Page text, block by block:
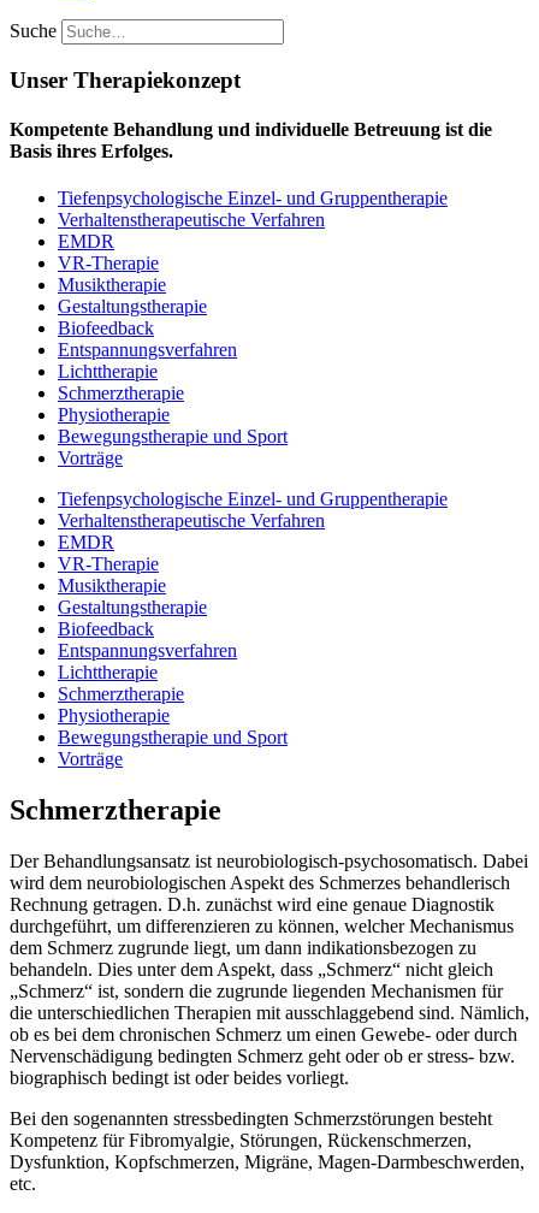
Suche
Unser Therapie­konzept
Kompetente Behandlung und individuelle Betreuung ist die
Basis ihres Erfolges.
Tiefenpsychologische Einzel- und Gruppentherapie
Verhaltenstherapeutische Verfahren
EMDR
VR-Therapie
Musiktherapie
Gestaltungstherapie
Biofeedback
Entspannungsverfahren
Lichttherapie
Schmerztherapie
Physiotherapie
Bewegungstherapie und Sport
Vorträge
Tiefenpsychologische Einzel- und Gruppentherapie
Verhaltenstherapeutische Verfahren
EMDR
VR-Therapie
Musiktherapie
Gestaltungstherapie
Biofeedback
Entspannungsverfahren
Lichttherapie
Schmerztherapie
Physiotherapie
Bewegungstherapie und Sport
Vorträge
Schmerztherapie
Der Behandlungsansatz ist neurobiologisch-psychosomatisch. Dabei
wird dem neurobiologischen Aspekt des Schmerzes behandlerisch
Rechnung getragen. D.h. zunächst wird eine genaue Diagnostik
durchgeführt, um differenzieren zu können, welcher Mechanismus
dem Schmerz zugrunde liegt, um dann indikationsbezogen zu
behandeln. Dies unter dem Aspekt, dass „Schmerz“ nicht gleich
„Schmerz“ ist, sondern die zugrunde liegenden Mechanismen für
die unterschiedlichen Therapien mit ausschlaggebend sind. Nämlich,
ob es bei dem chronischen Schmerz um einen Gewebe- oder durch
Nervenschädigung bedingten Schmerz geht oder ob er stress- bzw.
biographisch bedingt ist oder beides vorliegt.
Bei den sogenannten stressbedingten Schmerzstörungen besteht
Kompetenz für Fibromyalgie, Störungen, Rückenschmerzen,
Dysfunktion, Kopfschmerzen, Migräne, Magen-Darmbeschwerden,
etc.